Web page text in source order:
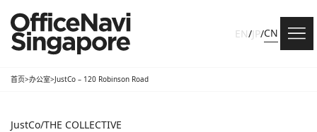
EN/JP/CN
首页>办公室>JustCo – 120 Robinson Road
JustCo/THE COLLECTIVE